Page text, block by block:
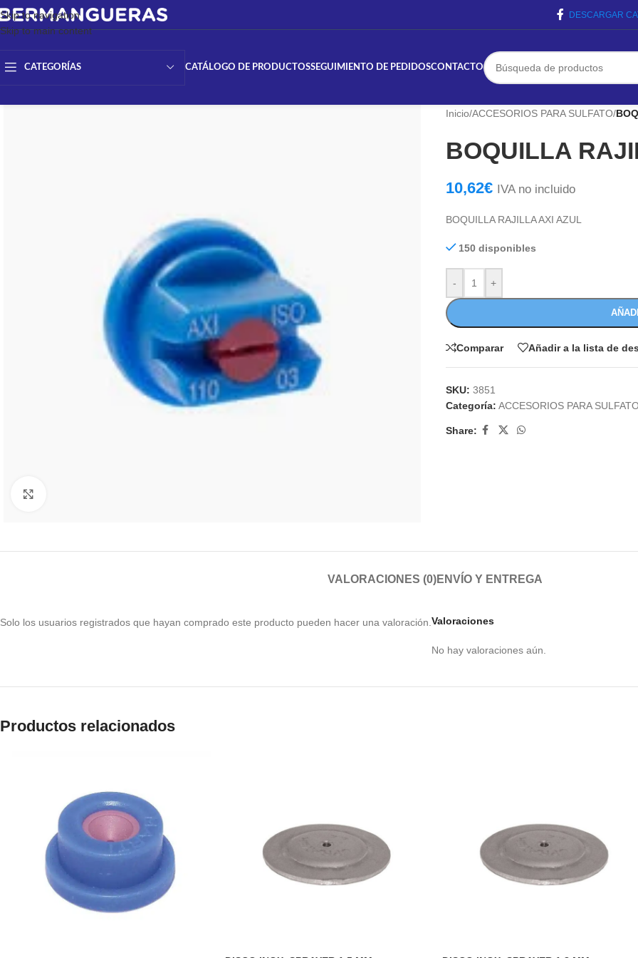
Skip to navigation
Skip to main content
DESCARGAR
CATEGORÍAS CATÁLOGO DE PRODUCTOSSEGUIMIENTO DE PEDIDOSCONTACTO
Inicio/ACCESORIOS PARA SULFATO/
BOQUILLA
10,62€ IVA no incluido
BOQUILLA RAJILLA AXI AZUL
150 disponibles
- +
Comparar Añadir a la lista de
SKU: 3851
Categoría: ACCESORIOS PARA
Share:
VALORACIONES (0)ENVÍO Y ENTREGA
Valoraciones
No hay valoraciones aún.
Solo los usuarios registrados que hayan comprado este producto pueden hacer una valoración.
Productos relacionados